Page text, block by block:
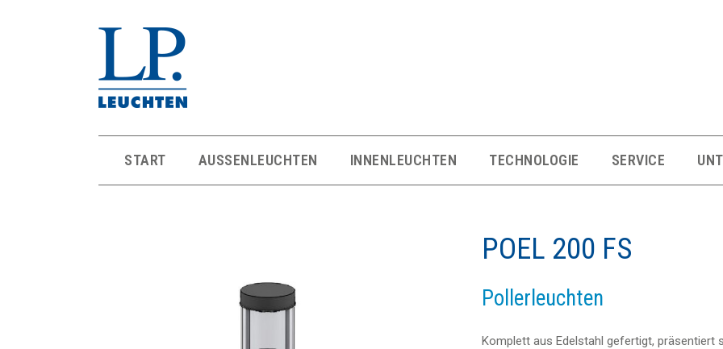
START AUSSENLEUCHTEN INNENLEUCHTEN TECHNOLOGIE SERVICE
POEL 200 FS
Pollerleuchten
Komplett aus Edelstahl gefertigt, präsentiert